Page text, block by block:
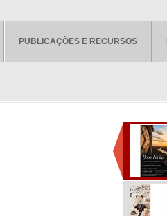
PUBLICAÇÕES E RECURSOS